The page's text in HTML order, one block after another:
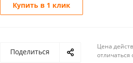
Купить в 1 клик
Поделиться
Цена